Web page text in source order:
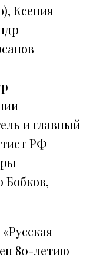
Ксения
и главный
РФ
—
Бобков,
80-летию